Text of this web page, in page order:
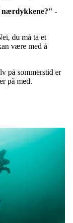
nærdykkene?" -
du må ta et
være med å
på sommerstid er
på med.